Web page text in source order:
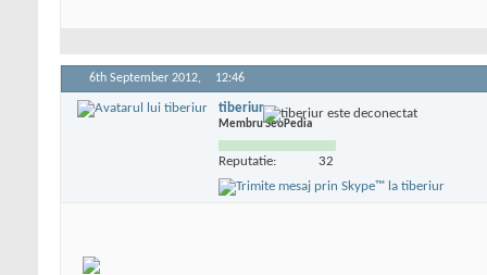
6th September 2012, 12:46
tiberiur
Membru SeoPedia
Reputatie: 32